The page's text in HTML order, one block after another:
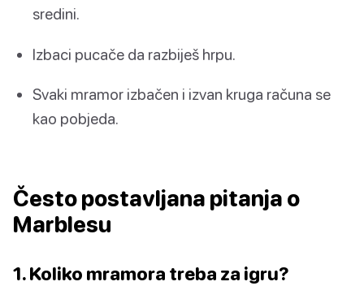
sredini.
Izbaci pucače da razbiješ hrpu.
Svaki mramor izbačen i izvan kruga računa se
kao pobjeda.
Često postavljana pitanja o
Marblesu
1. Koliko mramora treba za igru?